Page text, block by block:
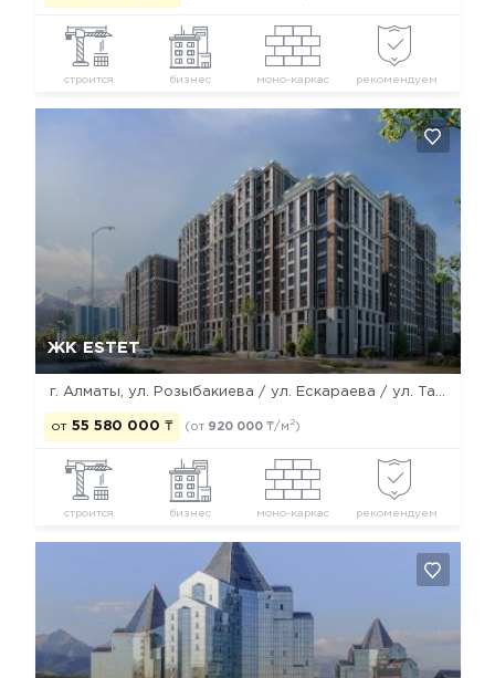
строится бизнес моно-каркас рекомендуем
ЖК ESTET
от 55 580 000 ₸ (от 920 000 ₸/м2)
строится бизнес моно-каркас рекомендуем
Да, удалить Отмена